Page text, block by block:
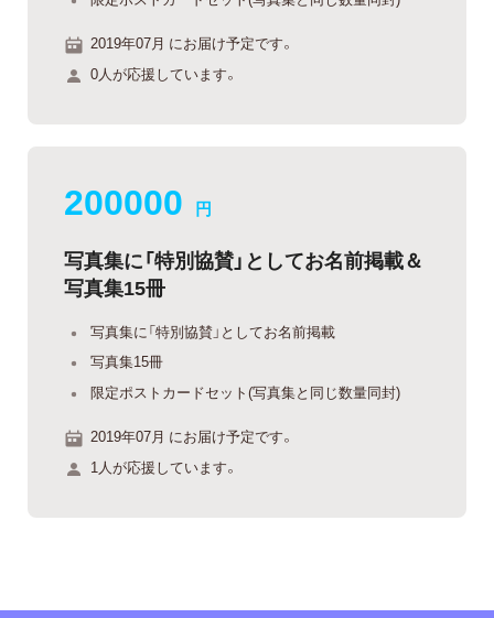
2019年07月 にお届け予定です。
0人が応援しています。
200000 円
写真集に「特別協賛」としてお名前掲載＆
写真集15冊
写真集に「特別協賛」としてお名前掲載
写真集15冊
限定ポストカードセット(写真集と同じ数量同封)
2019年07月 にお届け予定です。
1人が応援しています。